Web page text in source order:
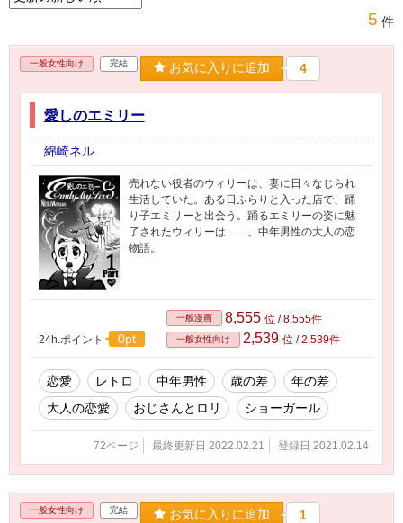
5 件
一般女性向け 完結 お気に入りに追加 4
愛しのエミリー
綿崎ネル
売れない役者のウィリーは、妻に日々なじられ
生活していた。ある日ふらりと入った店で、踊
り子エミリーと出会う。踊るエミリーの姿に魅
了されたウィリーは……。中年男性の大人の恋
物語。
24h.ポイント 0pt
一般漫画 8,555 位 / 8,555件
一般女性向け 2,539 位 / 2,539件
恋愛 レトロ 中年男性 歳の差
年の差
大人の恋愛
おじさんとロリ ショーガール
72ページ 最終更新日 2022.02.21 登録日 2021.02.14
一般女性向け 完結 お気に入りに追加 1